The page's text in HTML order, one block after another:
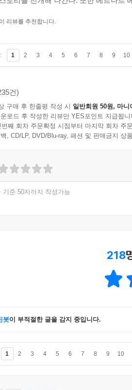
리뷰를 추천합니다.
1 2 3 4 5 6 7 8 9 10
건)
구매 후 한줄평 작성 시 일반회원 50원, 마니
로드 후 작성한 리뷰만 YES포인트 지급됩니
번째 회차 주문확정 시점부터 마지막 회차 주
, CD/LP, DVD/Blu-ray, 패션 및 판매금지 상
기준 50자까지 작성가능
218
봇이 부적절한 글을 감지 중입니다.
1 2 3 4 5 6 7 8 9 10